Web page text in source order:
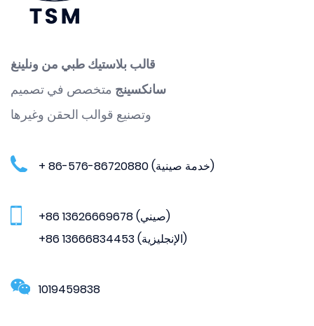
قالب بلاستيك طبي من ونلينغ
سانكسينج متخصص في تصميم
وتصنيع قوالب الحقن وغيرها
+ 86-576-86720880 (خدمة صينية)
+86 13626669678 (صيني)
+86 13666834453 (الإنجليزية)
1019459838